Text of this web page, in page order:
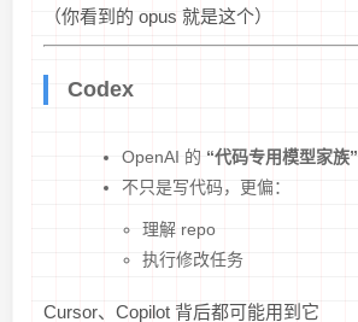
（你看到的 opus 就是这个）
Codex
OpenAI 的 “代码专用模型家族”
不只是写代码，更偏：
理解 repo
执行修改任务
Cursor、Copilot 背后都可能用到它